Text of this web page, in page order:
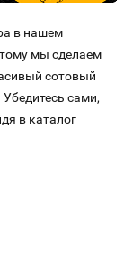
в нашем
мы сделаем
сотовый
сами,
в каталог